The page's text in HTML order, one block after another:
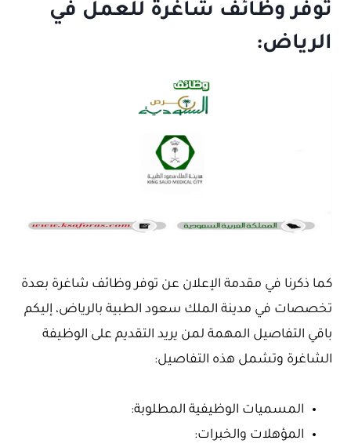
توفر وظائف شاغرة للعمل في
الرياض:
كما ذكرنا في مقدمة الإعلان عن توفر وظائف شاغرة بعدة
تخصصات في مدينة الملك سعود الطبية بالرياض، إليكم
باقي التفاصيل المهمة لمن يريد التقديم على الوظيفة
الشاغرة وتشمل هذه التفاصيل:
المسميات الوظيفية المطلوبة:
المؤهلات والخبرات: